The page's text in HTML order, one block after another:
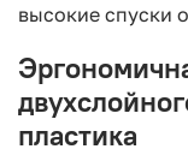
высокие спуски
пластика